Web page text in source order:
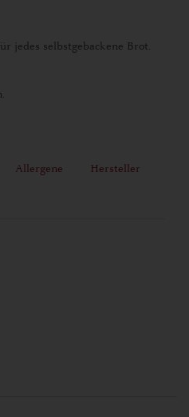
jedes selbstgebackene Brot.
Allergene Hersteller